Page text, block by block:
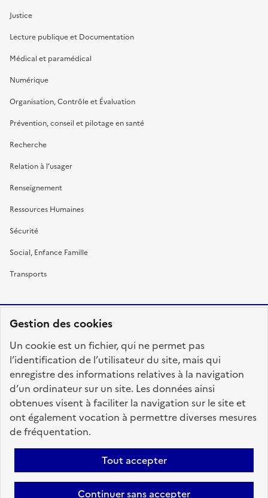
Gestion des cookies
Un cookie est un fichier, qui ne permet pas
l’identification de l’utilisateur du site, mais qui
enregistre des informations relatives à la navigation
d’un ordinateur sur un site. Les données ainsi
obtenues visent à faciliter la navigation sur le site et
ont également vocation à permettre diverses mesures
de fréquentation.
Tout accepter
Continuer sans accepter
Justice
Lecture publique et Documentation
Médical et paramédical
Numérique
Organisation, Contrôle et Évaluation
Prévention, conseil et pilotage en santé
Recherche
Relation à l’usager
Renseignement
Ressources Humaines
Sécurité
Social, Enfance Famille
Transports
FRANÇAISE
fonction-publique.gouv.fr
legifrance.gouv.fr
gouvernement.fr
Accessibilité : totalement conforme
Personnaliser les cookies
Mentions légales Contact